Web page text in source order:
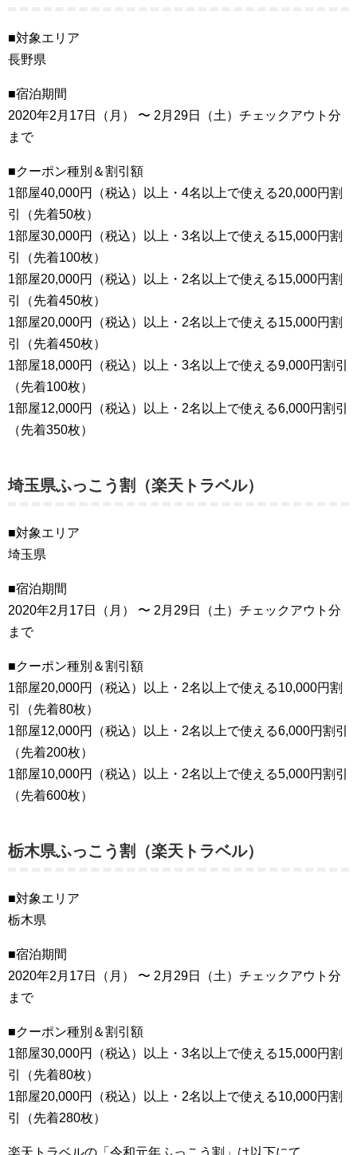
■対象エリア
長野県
■宿泊期間
2020年2月17日（月） 〜 2月29日（土）チェックアウト分
まで
■クーポン種別＆割引額
1部屋40,000円（税込）以上・4名以上で使える20,000円割
引（先着50枚）
1部屋30,000円（税込）以上・3名以上で使える15,000円割
引（先着100枚）
1部屋20,000円（税込）以上・2名以上で使える15,000円割
引（先着450枚）
1部屋20,000円（税込）以上・2名以上で使える15,000円割
引（先着450枚）
1部屋18,000円（税込）以上・3名以上で使える9,000円割引
（先着100枚）
1部屋12,000円（税込）以上・2名以上で使える6,000円割引
（先着350枚）
埼玉県ふっこう割（楽天トラベル）
■対象エリア
埼玉県
■宿泊期間
2020年2月17日（月） 〜 2月29日（土）チェックアウト分
まで
■クーポン種別＆割引額
1部屋20,000円（税込）以上・2名以上で使える10,000円割
引（先着80枚）
1部屋12,000円（税込）以上・2名以上で使える6,000円割引
（先着200枚）
1部屋10,000円（税込）以上・2名以上で使える5,000円割引
（先着600枚）
栃木県ふっこう割（楽天トラベル）
■対象エリア
栃木県
■宿泊期間
2020年2月17日（月） 〜 2月29日（土）チェックアウト分
まで
■クーポン種別＆割引額
1部屋30,000円（税込）以上・3名以上で使える15,000円割
引（先着80枚）
1部屋20,000円（税込）以上・2名以上で使える10,000円割
引（先着280枚）
楽天トラベルの「令和元年ふっこう割」は以下にて。